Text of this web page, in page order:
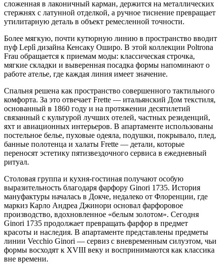
сложенная в лаконичный карман, держится на металлических
стержнях с латунной отделкой, а ручное тиснение превращает
утилитарную деталь в объект ремесленной точности.
Более мягкую, почти кутюрную линию в пространство вводит
пуф Leplì дизайна Кенсаку Оширо. В этой коллекции Poltrona
Frau обращается к приемам моды: классическая строчка,
мягкие складки и выверенная посадка формы напоминают о
работе ателье, где каждая линия имеет значение.
Спальня решена как пространство совершенного тактильного
комфорта. За это отвечает Frette — итальянский Дом текстиля,
основанный в 1860 году и на протяжении десятилетий
связанный с культурой лучших отелей, частных резиденций,
яхт и авиационных интерьеров. В апартаменте использованы
постельное белье, пуховые одеяла, подушки, покрывало, плед,
банные полотенца и халаты Frette — детали, которые
переносят эстетику пятизвездочного сервиса в ежедневный
ритуал.
Столовая группа и кухня-гостиная получают особую
выразительность благодаря фарфору Ginori 1735. История
мануфактуры началась в Докче, недалеко от Флоренции, где
маркиз Карло Андреа Джинори основал фарфоровое
производство, вдохновленное «белым золотом». Сегодня
Ginori 1735 продолжает превращать фарфор в предмет
красоты и наследия. В апартаменте представлены предметы
линии Vecchio Ginori — сервиз с вневременным силуэтом, чьи
формы восходят к XVIII веку и воспринимаются как классика
вне времени.